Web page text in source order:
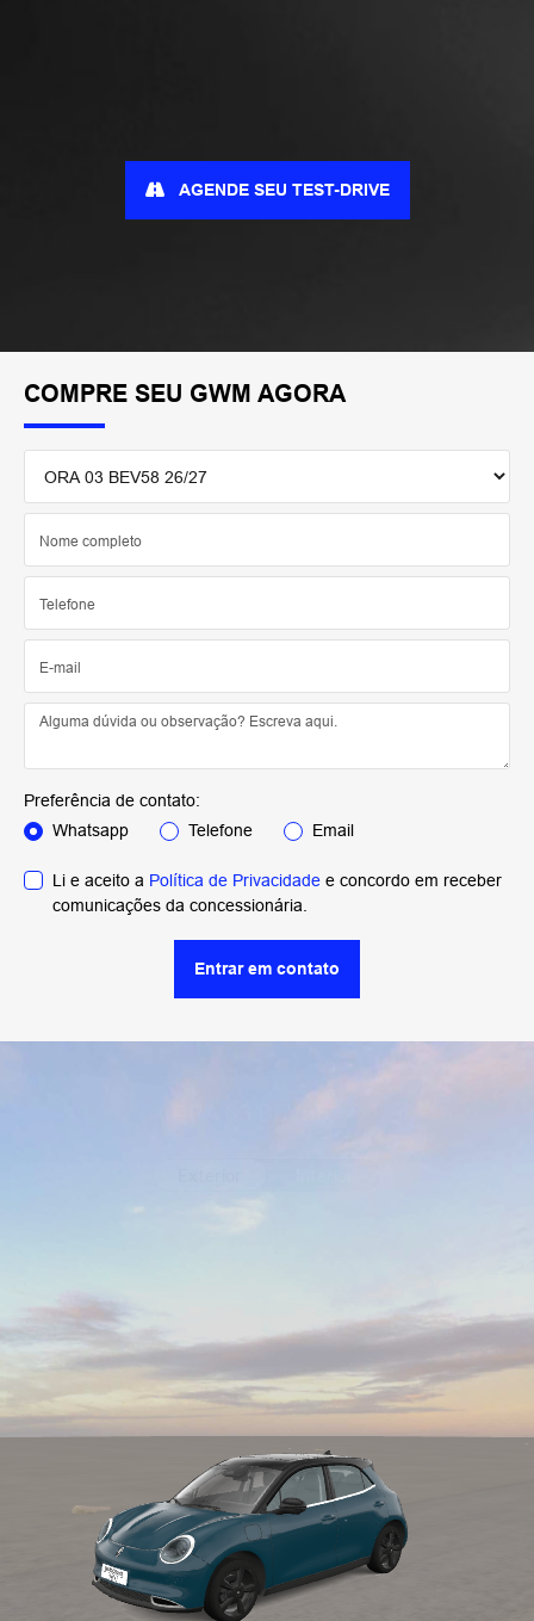
COMPRE SEU GWM AGORA
Preferência de contato:
Whatsapp
Telefone Email
Li e aceito a Política de Privacidade e concordo em receber
comunicações da concessionária.
Entrar em contato
AGENDE SEU TEST-DRIVE